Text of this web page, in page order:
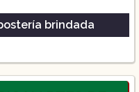
brindada